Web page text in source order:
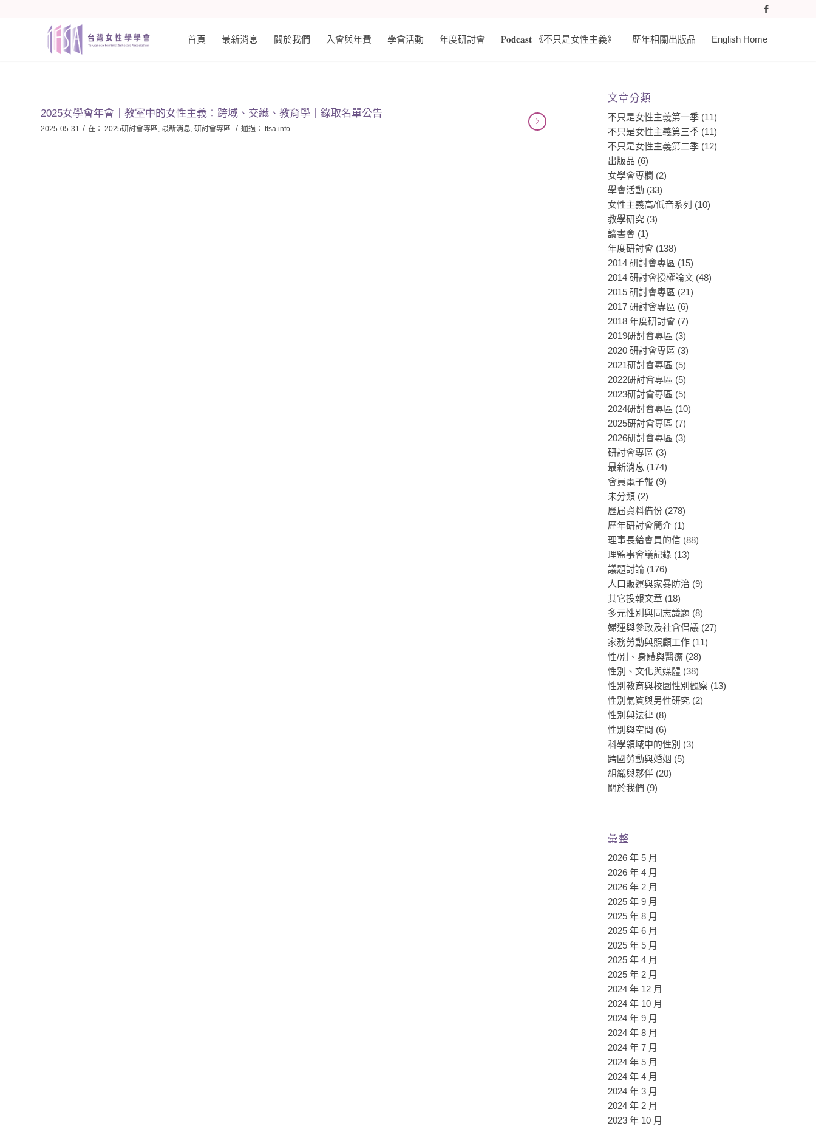
首頁 最新消息 關於我們 入會與年費 學會活動 年度研討會 𝐏𝐨𝐝𝐜𝐚𝐬𝐭 《不只是女性主義》 歷年相關出版品 English Home
2025女學會年會｜教室中的女性主義：跨域、交織、教育學｜錄取名單公告
2025-05-31 / 在： 2025研討會專區 最新消息 研討會專區 / 通過： tfsa.info
文章分類
不只是女性主義第一季 (11)
不只是女性主義第三季 (11)
不只是女性主義第二季 (12)
出版品 (6)
女學會專欄 (2)
學會活動 (33)
女性主義高/低音系列 (10)
教學研究 (3)
讀書會 (1)
年度研討會 (138)
2014 研討會專區 (15)
2014 研討會授權論文 (48)
2015 研討會專區 (21)
2017 研討會專區 (6)
2018 年度研討會 (7)
2019研討會專區 (3)
2020 研討會專區 (3)
2021研討會專區 (5)
2022研討會專區 (5)
2023研討會專區 (5)
2024研討會專區 (10)
2025研討會專區 (7)
2026研討會專區 (3)
研討會專區 (3)
最新消息 (174)
會員電子報 (9)
未分類 (2)
歷屆資料備份 (278)
歷年研討會簡介 (1)
理事長給會員的信 (88)
理監事會議記錄 (13)
議題討論 (176)
人口販運與家暴防治 (9)
其它投報文章 (18)
多元性別與同志議題 (8)
婦運與參政及社會倡議 (27)
家務勞動與照顧工作 (11)
性/別、身體與醫療 (28)
性別、文化與媒體 (38)
性別教育與校園性別觀察 (13)
性別氣質與男性研究 (2)
性別與法律 (8)
性別與空間 (6)
科學領域中的性別 (3)
跨國勞動與婚姻 (5)
組織與夥伴 (20)
關於我們 (9)
彙整
2026 年 5 月
2026 年 4 月
2026 年 2 月
2025 年 9 月
2025 年 8 月
2025 年 6 月
2025 年 5 月
2025 年 4 月
2025 年 2 月
2024 年 12 月
2024 年 10 月
2024 年 9 月
2024 年 8 月
2024 年 7 月
2024 年 5 月
2024 年 4 月
2024 年 3 月
2024 年 2 月
2023 年 10 月